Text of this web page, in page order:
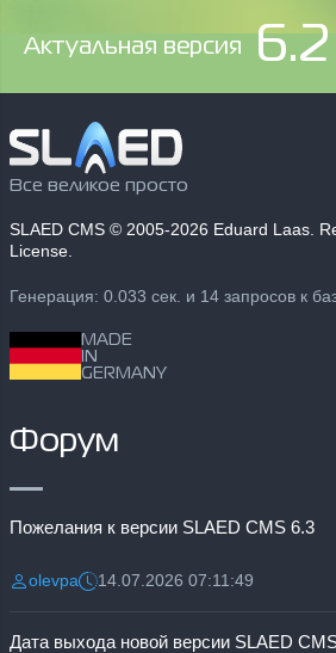
Aктуальная версия 6.2
Все великое просто
SLAED CMS © 2005-2026 Eduard Laas.
License.
Генерация: 0.033 сек. и 14 запросов к
MADE
IN
GERMANY
Форум
Пожелания к версии SLAED CMS 6.3
Разместил:
olevpaДата:14.07.2026 07:11:49
Дата выхода новой версии SLAED